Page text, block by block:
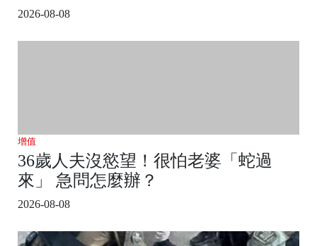
2026-08-08
增值
36歲人夫沒慾望！很怕老婆「蛇過
來」 急問怎麼辦？
2026-08-08